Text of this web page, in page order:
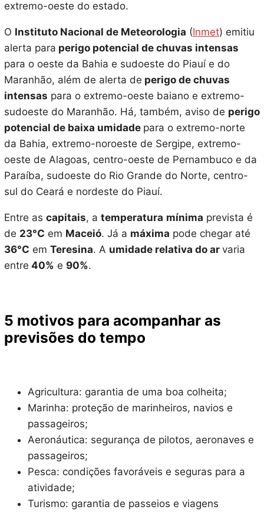
extremo-oeste do estado.
O Instituto Nacional de Meteorologia (Inmet) emitiu
alerta para perigo potencial de chuvas intensas
para o oeste da Bahia e sudoeste do Piauí e do
Maranhão, além de alerta de perigo de chuvas
intensas para o extremo-oeste baiano e extremo-
sudoeste do Maranhão. Há, também, aviso de perigo
potencial de baixa umidade para o extremo-norte
da Bahia, extremo-noroeste de Sergipe, extremo-
oeste de Alagoas, centro-oeste de Pernambuco e da
Paraíba, sudoeste do Rio Grande do Norte, centro-
sul do Ceará e nordeste do Piauí.
Entre as capitais, a temperatura mínima prevista é
de 23°C em Maceió. Já a máxima pode chegar até
36°C em Teresina. A umidade relativa do ar varia
entre 40% e 90%.
5 motivos para acompanhar as
previsões do tempo
Agricultura: garantia de uma boa colheita;
Marinha: proteção de marinheiros, navios e
passageiros;
Aeronáutica: segurança de pilotos, aeronaves e
passageiros;
Pesca: condições favoráveis e seguras para a
atividade;
Turismo: garantia de passeios e viagens